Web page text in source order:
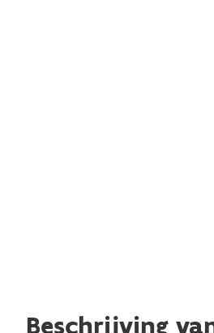
Beschrijving